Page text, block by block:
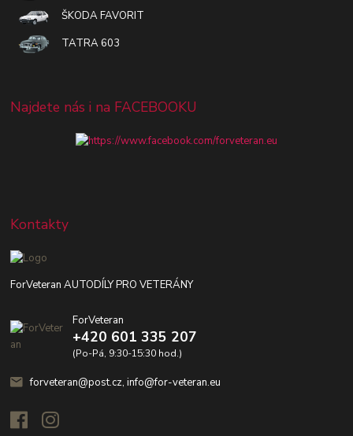
ŠKODA FAVORIT
TATRA 603
Najdete nás i na FACEBOOKU
Kontakty
ForVeteran AUTODÍLY PRO VETERÁNY
ForVeteran
+420 601 335 207
(Po-Pá, 9:30-15:30 hod.)
forveteran@post.cz, info@for-veteran.eu